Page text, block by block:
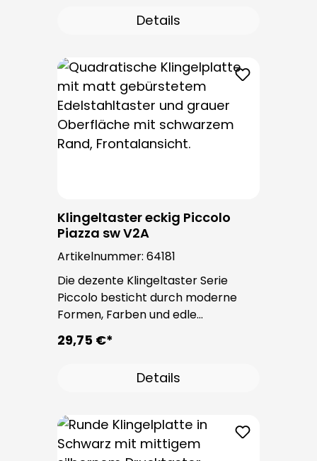
Einsatz. Die Leitungseinführung
sichtbar. Nach der Montage sind
keine Befestigungsschrauben
sichtbar.
Details
Klingeltaster eckig Piccolo
Piazza sw V2A
Artikelnummer: 64181
Die dezente Klingeltaster Serie
Piccolo besticht durch moderne
Formen, Farben und edle
Oberflächen. Bei allen
Klingeltastern dieser Serie kommt
Einsatz. Die Leitungseinführung
sichtbar. Nach der Montage sind
keine Befestigungsschrauben
sichtbar.
29,75 €*
Details